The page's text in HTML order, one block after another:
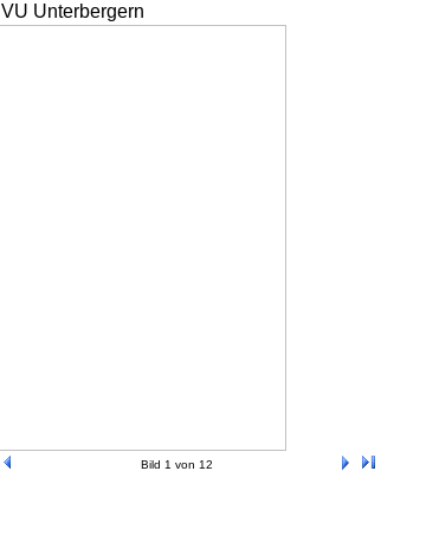
VU Unterbergern
Bild 1 von 12